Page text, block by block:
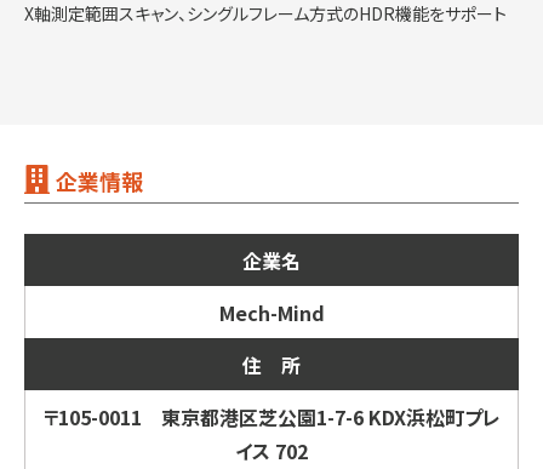
X軸測定範囲スキャン、シングルフレーム方式のHDR機能をサポート
企業情報
企業名
Mech-Mind
住 所
〒105-0011 東京都港区芝公園1-7-6 KDX浜松町プレ
イス 702